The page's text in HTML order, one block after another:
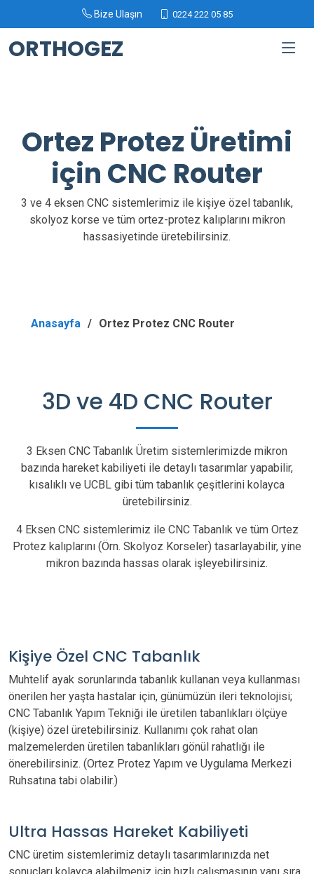
Bize Ulaşın 0224 222 05 85
ORTHOGEZ
Ortez Protez Üretimi
için CNC Router
3 ve 4 eksen CNC sistemlerimiz ile kişiye özel tabanlık,
skolyoz korse ve tüm ortez-protez kalıplarını mikron
hassasiyetinde üretebilirsiniz.
Anasayfa Ortez Protez CNC Router
3D ve 4D CNC Router
3 Eksen CNC Tabanlık Üretim sistemlerimizde mikron
bazında hareket kabiliyeti ile detaylı tasarımlar yapabilir,
kısalıklı ve UCBL gibi tüm tabanlık çeşitlerini kolayca
üretebilirsiniz.
4 Eksen CNC sistemlerimiz ile CNC Tabanlık ve tüm Ortez
Protez kalıplarını (Örn. Skolyoz Korseler) tasarlayabilir, yine
mikron bazında hassas olarak işleyebilirsiniz.
Kişiye Özel CNC Tabanlık
Muhtelif ayak sorunlarında tabanlık kullanan veya kullanması
önerilen her yaşta hastalar için, günümüzün ileri teknolojisi;
CNC Tabanlık Yapım Tekniği ile üretilen tabanlıkları ölçüye
(kişiye) özel üretebilirsiniz. Kullanımı çok rahat olan
malzemelerden üretilen tabanlıkları gönül rahatlığı ile
önerebilirsiniz. (Ortez Protez Yapım ve Uygulama Merkezi
Ruhsatına tabi olabilir.)
Ultra Hassas Hareket Kabiliyeti
CNC üretim sistemlerimiz detaylı tasarımlarınızda net